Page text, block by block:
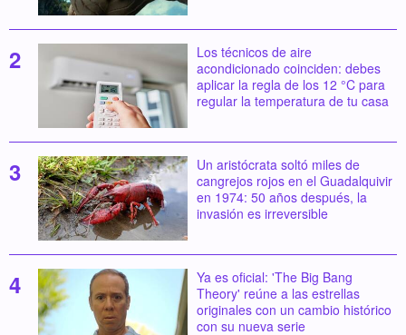
Los técnicos de aire
acondicionado coinciden: debes
aplicar la regla de los 12 °C para
regular la temperatura de tu casa
Un aristócrata soltó miles de
cangrejos rojos en el Guadalquivir
en 1974: 50 años después, la
invasión es irreversible
Ya es oficial: 'The Big Bang
Theory' reúne a las estrellas
originales con un cambio histórico
con su nueva serie